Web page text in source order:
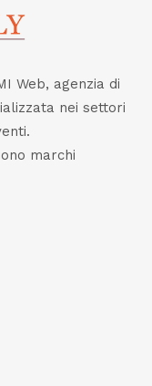
Web, agenzia di
nei settori
marchi